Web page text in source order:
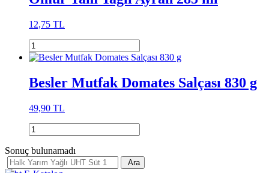
12,75 TL
Besler Mutfak Domates Salçası 830 g
49,90 TL
Sonuç bulunamadı
Ara